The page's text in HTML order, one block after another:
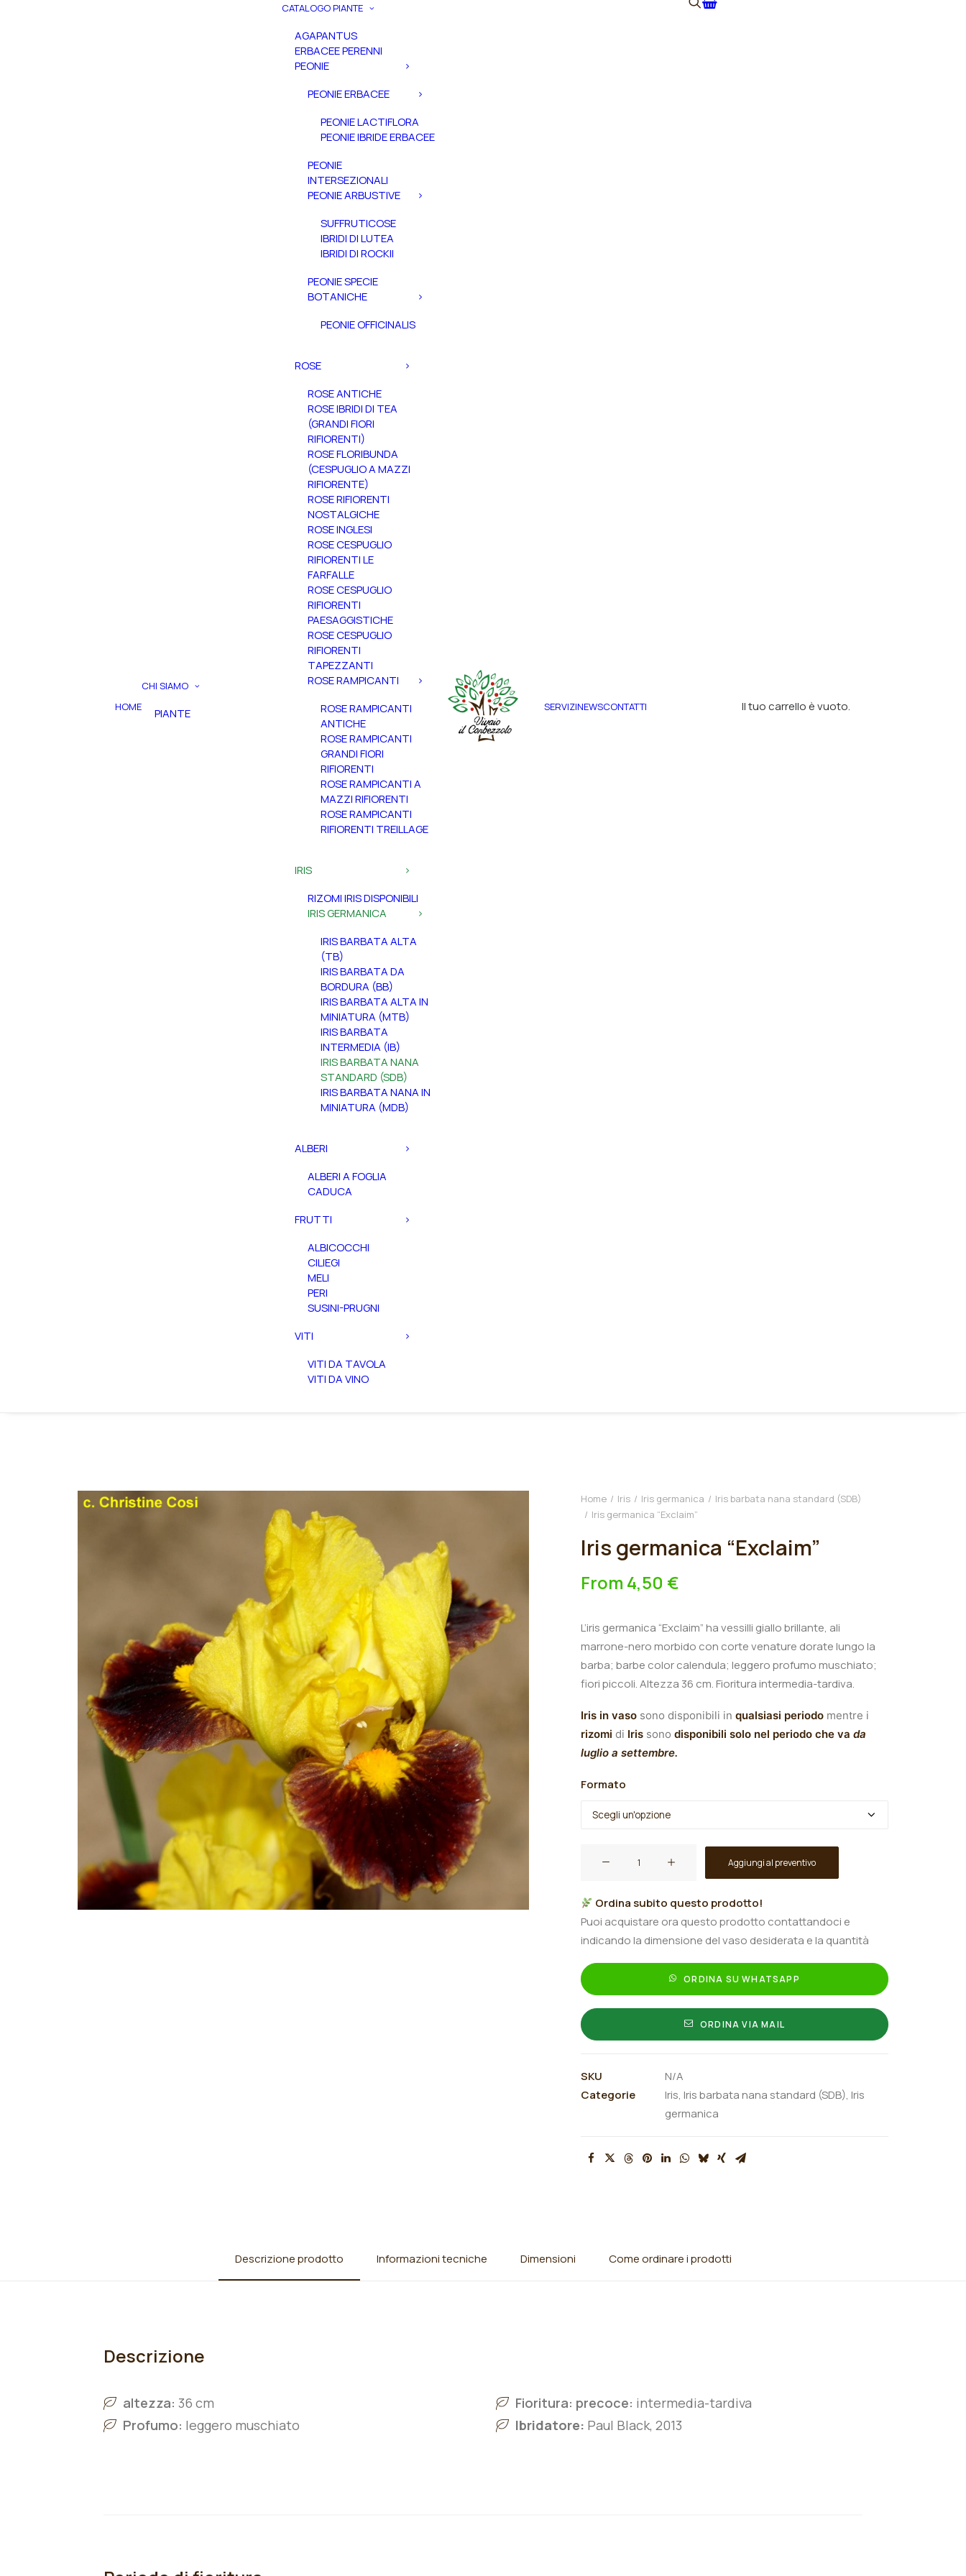
HOME
CHI SIAMO
PIANTE
CATALOGO PIANTE
AGAPANTUS
ERBACEE PERENNI
PEONIE
PEONIE ERBACEE
PEONIE LACTIFLORA
PEONIE IBRIDE ERBACEE
PEONIE
INTERSEZIONALI
PEONIE ARBUSTIVE
SUFFRUTICOSE
IBRIDI DI LUTEA
IBRIDI DI ROCKII
PEONIE SPECIE
BOTANICHE
PEONIE OFFICINALIS
ROSE
ROSE ANTICHE
ROSE IBRIDI DI TEA
(GRANDI FIORI
RIFIORENTI)
ROSE FLORIBUNDA
(CESPUGLIO A MAZZI
RIFIORENTE)
ROSE RIFIORENTI
NOSTALGICHE
ROSE INGLESI
ROSE CESPUGLIO
RIFIORENTI LE
FARFALLE
ROSE CESPUGLIO
RIFIORENTI
PAESAGGISTICHE
ROSE CESPUGLIO
RIFIORENTI
TAPEZZANTI
ROSE RAMPICANTI
ROSE RAMPICANTI
ANTICHE
ROSE RAMPICANTI
GRANDI FIORI
RIFIORENTI
ROSE RAMPICANTI A
MAZZI RIFIORENTI
ROSE RAMPICANTI
RIFIORENTI TREILLAGE
IRIS
RIZOMI IRIS DISPONIBILI
IRIS GERMANICA
IRIS BARBATA ALTA
(TB)
IRIS BARBATA DA
BORDURA (BB)
IRIS BARBATA ALTA IN
MINIATURA (MTB)
IRIS BARBATA
INTERMEDIA (IB)
IRIS BARBATA NANA
STANDARD (SDB)
IRIS BARBATA NANA IN
MINIATURA (MDB)
ALBERI
ALBERI A FOGLIA
CADUCA
FRUTTI
ALBICOCCHI
CILIEGI
MELI
PERI
SUSINI-PRUGNI
VITI
VITI DA TAVOLA
VITI DA VINO
SERVIZINEWSCONTATTI Il tuo carrello è vuoto.
Home Iris Iris germanica
Iris barbata nana standard (SDB)
Iris germanica “Exclaim”
Iris germanica “Exclaim”
From 4,50 €
L’iris germanica “Exclaim” ha vessilli giallo brillante, ali
marrone-nero morbido con corte venature dorate lungo la
barba; barbe color calendula; leggero profumo muschiato;
fiori piccoli.Altezza 36 cm. Fioritura intermedia-tardiva.
Iris in vaso sono disponibili in qualsiasi periodo mentre i
rizomi di Iris sono disponibili solo nel periodo che va da
luglio a settembre.
Formato
quantità
Aggiungi al preventivo
Ordina subito questo prodotto!
Puoi acquistare ora questo prodotto contattandoci e
indicando la dimensione del vaso desiderata e la quantità
ORDINA SU WHATSAPP
ORDINA VIA MAIL
SKU
N/A
Categorie
Iris, Iris barbata nana standard (SDB), Iris
germanica
Descrizione prodotto Informazioni tecniche Dimensioni Come ordinare i prodotti
Descrizione
altezza: 36 cm
Profumo: leggero muschiato
Fioritura: precoce: intermedia-tardiva
Ibridatore: Paul Black, 2013